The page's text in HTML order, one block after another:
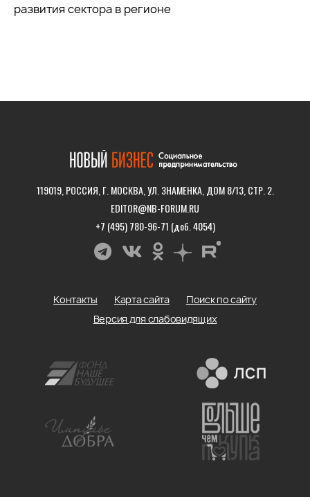
развития сектора в регионе
119019, РОССИЯ, Г. МОСКВА, УЛ. ЗНАМЕНКА, ДОМ 8/13, СТР. 2.
EDITOR@NB-FORUM.RU
+7 (495) 780-96-71 (доб. 4054)
Контакты Карта сайта
Поиск по сайту
Версия для слабовидящих